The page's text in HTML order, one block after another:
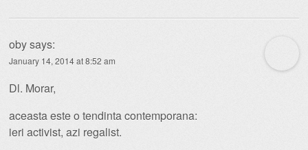
obysays:
January 14, 2014 at 8:52 am
Dl. Morar,
aceasta este o tendinta contemporana:
ieri activist, azi regalist.